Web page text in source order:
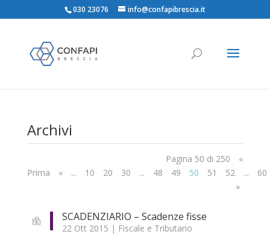
030 23076 info@confapibrescia.it
Αrchivi
Pagina 50 di 250
«
Prima
« ... 10 20 30 ... 48 49 50 51 52 ...
60
»
SCADENZIARIO – Scadenze fisse
22 Ott 2015 | Fiscale e Tributario